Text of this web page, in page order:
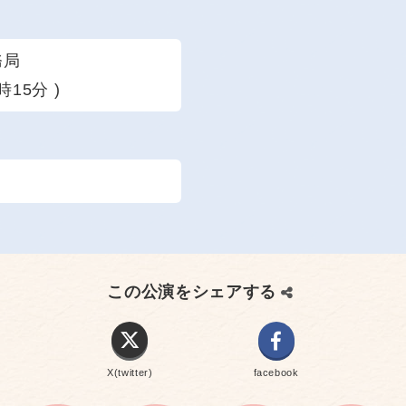
15分 )
この公演をシェアする
X(twitter) facebook